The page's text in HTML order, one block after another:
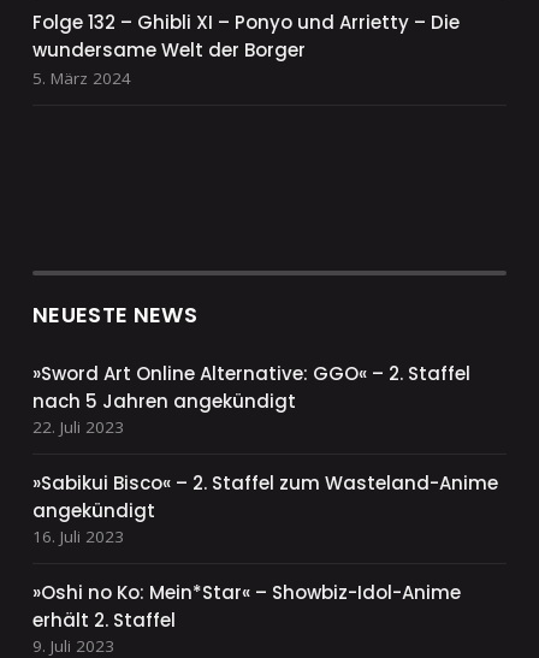
Folge 132 – Ghibli XI – Ponyo und Arrietty – Die
wundersame Welt der Borger
5. März 2024
NEUESTE NEWS
»Sword Art Online Alternative: GGO« – 2. Staffel
nach 5 Jahren angekündigt
22. Juli 2023
»Sabikui Bisco« – 2. Staffel zum Wasteland-Anime
angekündigt
16. Juli 2023
»Oshi no Ko: Mein*Star« – Showbiz-Idol-Anime
erhält 2. Staffel
9. Juli 2023